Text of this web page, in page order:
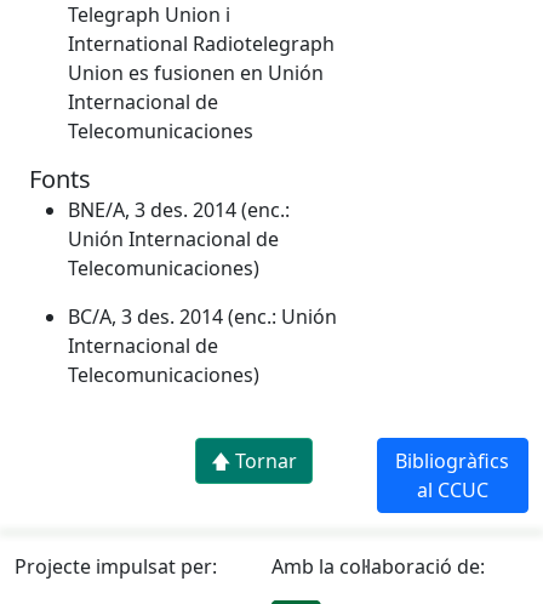
Telegraph Union i
International Radiotelegraph
Union es fusionen en Unión
Internacional de
Telecomunicaciones
Fonts
BNE/A, 3 des. 2014 (enc.:
Unión Internacional de
Telecomunicaciones)
BC/A, 3 des. 2014 (enc.: Unión
Internacional de
Telecomunicaciones)
🡅 Tornar
Bibliogràfics
al CCUC
Projecte impulsat per: Amb la col·laboració de: